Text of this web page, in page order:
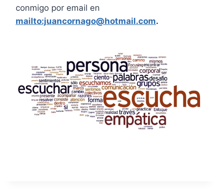
conmigo por email en
mailto:juancornago@hotmail.com.